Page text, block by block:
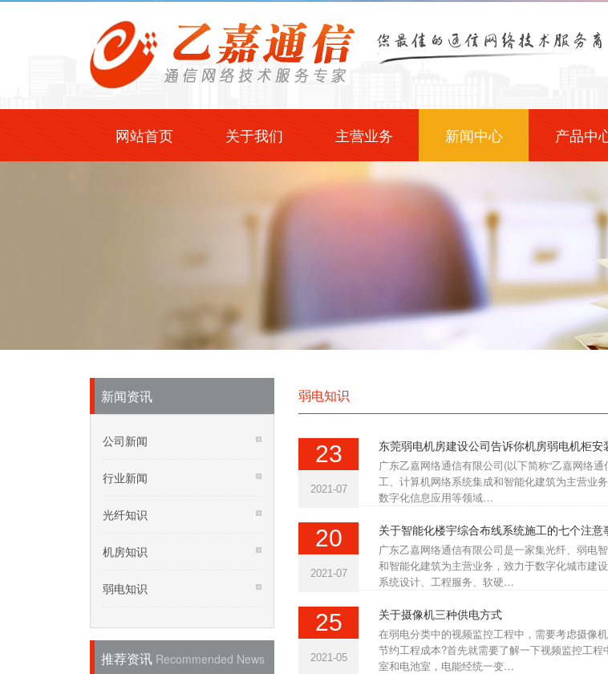
网站首页 关于我们 主营业务 新闻中心 产品中
弱电知识
23
2021-07
东莞弱电机房建设公司告诉你机房弱电机柜
广东乙嘉网络通信有限公司(以下简称“乙嘉网络
工、计算机网络系统集成和智能化建筑为主营业
数字化信息应用等领域…
20
2021-07
关于智能化楼宇综合布线系统施工的七个注意
广东乙嘉网络通信有限公司是一家集光纤、弱电
和智能化建筑为主营业务，致力于数字化城市建
系统设计、工程服务、软硬…
25
2021-05
关于摄像机三种供电方式
在弱电分类中的视频监控工程中，需要考虑摄像
节约工程成本?首先就需要了解一下视频监控工
室和电池室，电能经统一变…
新闻资讯
公司新闻
行业新闻
光纤知识
机房知识
弱电知识
推荐资讯 Recommended News